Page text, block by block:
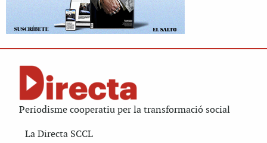
Periodisme cooperatiu per la transformació social
La Directa SCCL